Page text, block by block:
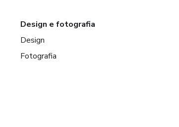
Design e fotografia
Design
Fotografia